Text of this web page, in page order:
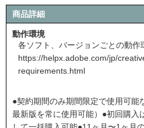
商品詳細
動作環境
各ソフト、バージョンごとの動作
https://helpx.adobe.com/jp/
requirements.html
●契約期間のみ期間限定で使用可能
最新版を常に使用可能）●初回購入